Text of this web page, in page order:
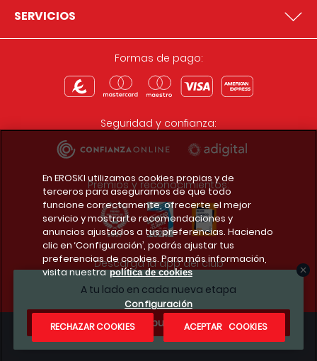
A tu lado en cada nueva etapa
¿Te apuntas?
SERVICIOS
Formas de pago:
Seguridad y confianza:
Premios y reconocimientos:
Descarga la app del club
Condiciones legales
En EROSKI utilizamos cookies propias y de
terceros para asegurarnos de que todo
funcione correctamente, ofrecerte el mejor
servicio y mostrarte recomendaciones y
anuncios ajustados a tus preferencias. Haciendo
clic en ‘Configuración’, podrás ajustar tus
preferencias de cookies. Para más información,
visita nuestra política de cookies
Configuración
RECHAZAR COOKIES
ACEPTAR COOKIES